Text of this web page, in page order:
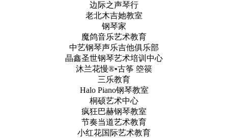
边际之声琴行
老北木吉她教室
钢琴家
魔鸽音乐艺术教育
中艺钢琴声乐吉他俱乐部
晶鑫圣世钢琴艺术培训中心
沐兰花慢®•古筝 箜篌
三乐教育
Halo Piano钢琴教室
桐硕艺术中心
疯狂巴赫钢琴教室
节奏当道艺术教育
小红花国际艺术教育